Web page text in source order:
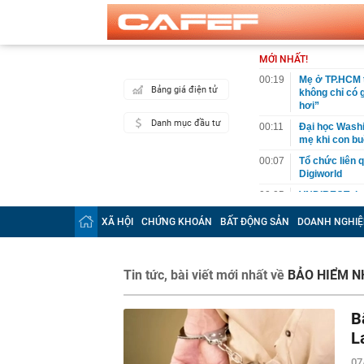
Bảng giá điện tử
Danh mục đầu tư
MỚI NHẤT!
00:19
Mẹ ở
không chỉ có
hơi”
00:11
Đại học
mẹ khi con
00:07
Tổ chức liên
Digiworld
00:05
VNDIRECT
khoán
Doanh
tức tiền mặt
00:02
"Sự thật" về
Chuyên gia
vào nhịp sóng
00:01
Giá vàng
XÃ HỘI CHỨNG KHOÁN BẤT ĐỘNG SẢN DOANH
Tin tức, bài viết mới nhất về BẢO HIỂM